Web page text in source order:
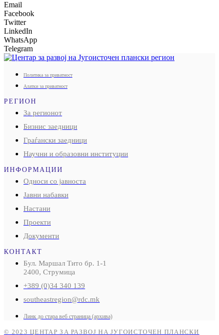
Email
Facebook
Twitter
LinkedIn
WhatsApp
Telegram
Политика за приватност
Алатки за приватност
РЕГИОН
За регионот
Бизнис заедници
Граѓански заедници
Научни и образовни институции
ИНФОРМАЦИИ
Односи со јавноста
Јавни набавки
Настани
Проекти
Документи
КОНТАКТ
Бул. Маршал Тито бр. 1-1
2400, Струмица
+389 (0)34 340 139
southeastregion@rdc.mk
Линк до стара веб страница (архива)
© 2023 ЦЕНТАР ЗА РАЗВОЈ НА ЈУГОИСТОЧЕН ПЛАНСКИ